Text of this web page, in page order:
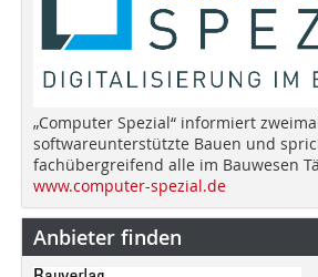
„Computer Spezial“ informiert
softwareunterstützte Bauen und
fachübergreifend alle im Bauwesen
www.computer-spezial.de
Anbieter finden